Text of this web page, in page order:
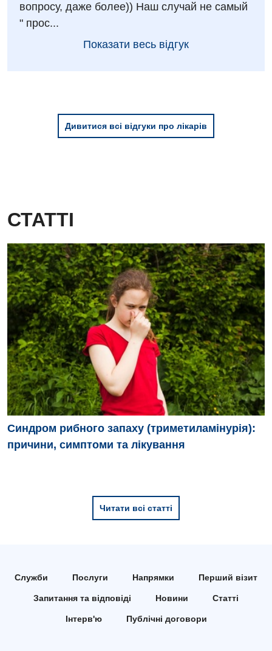
Урологія
Дитяча ендокринологія
Дитяча неврологія
Дитяча ортопедія і травматологія
Дитяча оториноларингологія
Дитяча офтальмологія
Дитяча урологія
Дитяча хірургія
Педіатрія
вопросу, даже более)) Наш случай не самый
" прос...
Показати весь відгук
Дивитися всі відгуки про лікарів
СТАТТІ
Синдром рибного запаху (триметиламінурія):
причини, симптоми та лікування
Читати всі статті
Служби Послуги Напрямки Перший візит
Запитання та відповіді Новини Статті
Інтерв'ю Публічні договори